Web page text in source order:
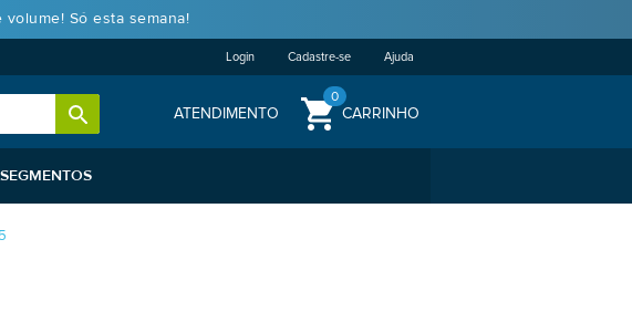
Só esta semana!
Login Cadastre-se Ajuda
ATENDIMENTO CARRINHO
0
SEGMENTOS